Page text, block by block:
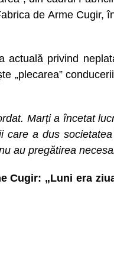
de Arme Cugir,
actuală privind
„plecarea”
Marți a încetat
care a dus
au pregătirea
Cugir: „Luni era